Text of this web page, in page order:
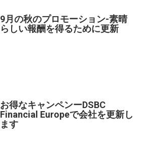
9月の秋のプロモーション-素晴
らしい報酬を得るために更新
お得なキャンペンーDSBC
Financial Europeで会社を更新し
ます